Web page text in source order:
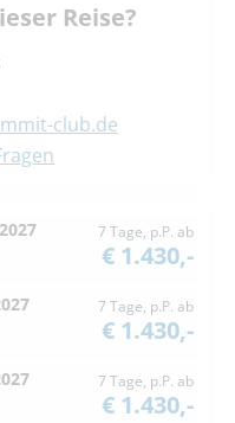
Reise?
club.de
7 Tage, p.P. ab
€ 1.430,-
7 Tage, p.P. ab
€ 1.430,-
7 Tage, p.P. ab
€ 1.430,-